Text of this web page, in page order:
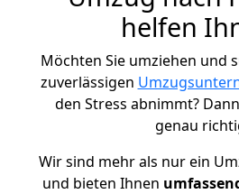
helfen
Möchten Sie umziehen und
zuverlässigen
den Stress abnimmt?
genau
Wir sind mehr als nur ein
und bieten Ihnen